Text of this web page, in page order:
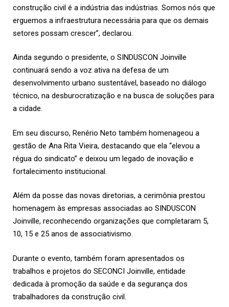
construção civil é a indústria das indústrias. Somos nós que
erguemos a infraestrutura necessária para que os demais
setores possam crescer”, declarou.
Ainda segundo o presidente, o SINDUSCON Joinville
continuará sendo a voz ativa na defesa de um
desenvolvimento urbano sustentável, baseado no diálogo
técnico, na desburocratização e na busca de soluções para
a cidade.
Em seu discurso, Renério Neto também homenageou a
gestão de Ana Rita Vieira, destacando que ela “elevou a
régua do sindicato” e deixou um legado de inovação e
fortalecimento institucional.
Além da posse das novas diretorias, a cerimônia prestou
homenagem às empresas associadas ao SINDUSCON
Joinville, reconhecendo organizações que completaram 5,
10, 15 e 25 anos de associativismo.
Durante o evento, também foram apresentados os
trabalhos e projetos do SECONCI Joinville, entidade
dedicada à promoção da saúde e da segurança dos
trabalhadores da construção civil.